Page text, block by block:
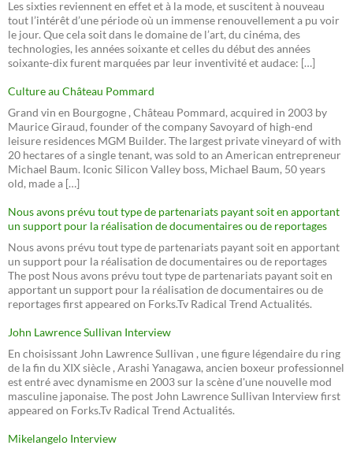
Les sixties reviennent en effet et à la mode, et suscitent à nouveau
tout l’intérêt d’une période où un immense renouvellement a pu voir
le jour. Que cela soit dans le domaine de l’art, du cinéma, des
technologies, les années soixante et celles du début des années
soixante-dix furent marquées par leur inventivité et audace: […]
Culture au Château Pommard
Grand vin en Bourgogne , Château Pommard, acquired in 2003 by
Maurice Giraud, founder of the company Savoyard of high-end
leisure residences MGM Builder. The largest private vineyard of with
20 hectares of a single tenant, was sold to an American entrepreneur
Michael Baum. Iconic Silicon Valley boss, Michael Baum, 50 years
old, made a […]
Nous avons prévu tout type de partenariats payant soit en apportant
un support pour la réalisation de documentaires ou de reportages
Nous avons prévu tout type de partenariats payant soit en apportant
un support pour la réalisation de documentaires ou de reportages
The post Nous avons prévu tout type de partenariats payant soit en
apportant un support pour la réalisation de documentaires ou de
reportages first appeared on Forks.Tv Radical Trend Actualités.
John Lawrence Sullivan Interview
En choisissant John Lawrence Sullivan , une figure légendaire du ring
de la fin du XIX siècle , Arashi Yanagawa, ancien boxeur professionnel
est entré avec dynamisme en 2003 sur la scène d'une nouvelle mod
masculine japonaise. The post John Lawrence Sullivan Interview first
appeared on Forks.Tv Radical Trend Actualités.
Mikelangelo Interview